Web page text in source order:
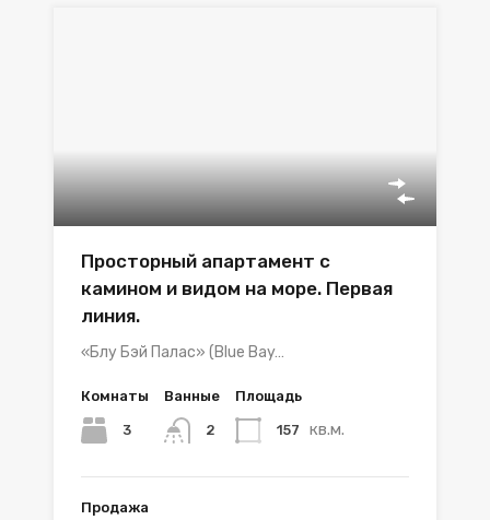
Просторный апартамент с
камином и видом на море. Первая
линия.
«Блу Бэй Палас» (Blue Bay…
Комнаты
3
Ванные
2
Площадь
157 кв.м.
Продажа